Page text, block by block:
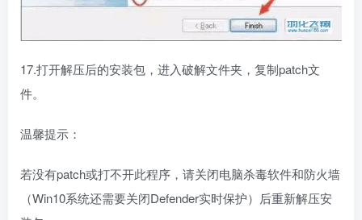
17.打开解压后的安装包，进入破解文件夹，复制patch文
件。
温馨提示：
若没有patch或打不开此程序，请关闭电脑杀毒软件和防火墙
（Win10系统还需要关闭Defender实时保护）后重新解压安